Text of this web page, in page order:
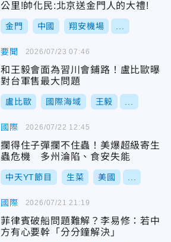
公里!帥化民:北京送金門人的大禮!
金門 中國 翔安機場
要聞
和王毅會面為習川會鋪路！盧比歐曝
對台軍售最大問題
盧比歐 國際海域 王毅
2026/07/23 07:46
國際
攔得住子彈攔不住蟲！美爆超級寄生
蟲危機 多州淪陷、食安失能
中天YT節目 生菜 美國
2026/07/22 12:45
國際
菲律賓破船問題難解？李易修：若中
方有心要幹「分分鐘解決」
2026/07/21 21:19